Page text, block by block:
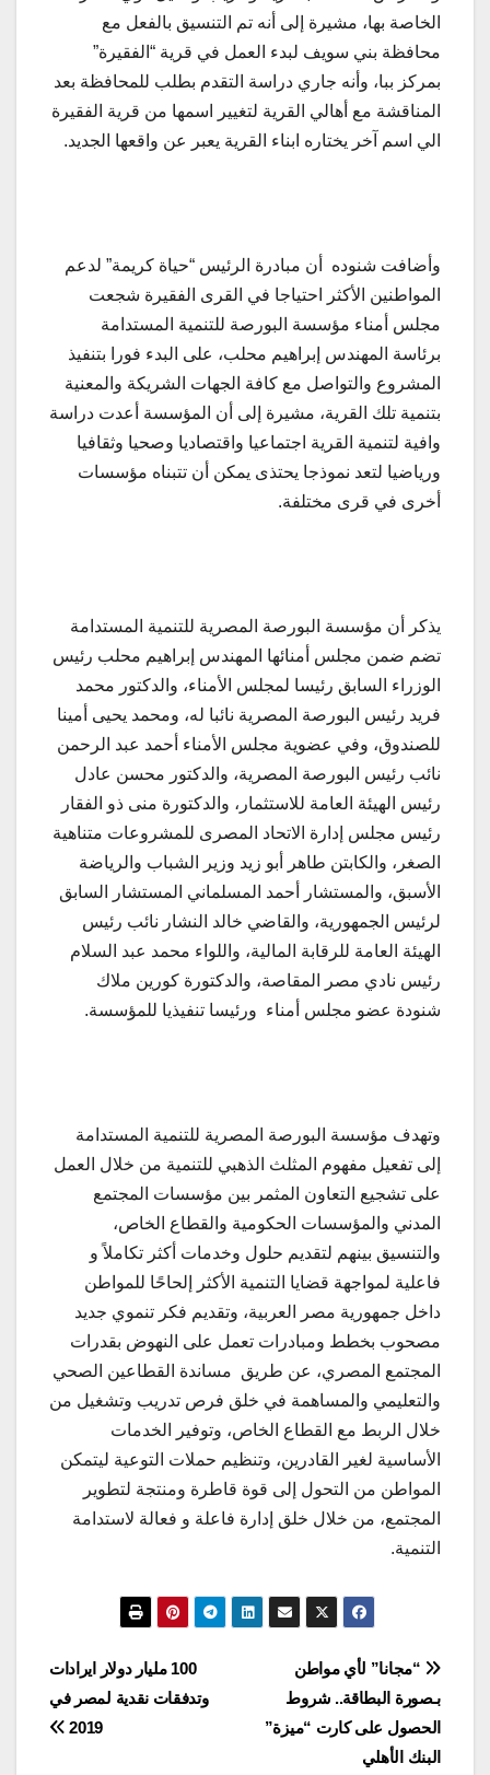
الخاصة بها، مشيرة إلى أنه تم التنسيق بالفعل مع
محافظة بني سويف لبدء العمل في قرية “الفقيرة”
بمركز ببا، وأنه جاري دراسة التقدم بطلب للمحافظة بعد
المناقشة مع أهالي القرية لتغيير اسمها من قرية الفقيرة
الي اسم آخر يختاره ابناء القرية يعبر عن واقعها الجديد.
وأضافت شنوده أن مبادرة الرئيس “حياة كريمة” لدعم
المواطنين الأكثر احتياجا في القرى الفقيرة شجعت
مجلس أمناء مؤسسة البورصة للتنمية المستدامة
برئاسة المهندس إبراهيم محلب، على البدء فورا بتنفيذ
المشروع والتواصل مع كافة الجهات الشريكة والمعنية
بتنمية تلك القرية، مشيرة إلى أن المؤسسة أعدت دراسة
وافية لتنمية القرية اجتماعيا واقتصاديا وصحيا وثقافيا
ورياضيا لتعد نموذجا يحتذى يمكن أن تتبناه مؤسسات
أخرى في قرى مختلفة.
يذكر أن مؤسسة البورصة المصرية للتنمية المستدامة
تضم ضمن مجلس أمنائها المهندس إبراهيم محلب رئيس
الوزراء السابق رئيسا لمجلس الأمناء، والدكتور محمد
فريد رئيس البورصة المصرية نائبا له، ومحمد يحيى أمينا
للصندوق، وفي عضوية مجلس الأمناء أحمد عبد الرحمن
نائب رئيس البورصة المصرية، والدكتور محسن عادل
رئيس الهيئة العامة للاستثمار، والدكتورة منى ذو الفقار
رئيس مجلس إدارة الاتحاد المصرى للمشروعات متناهية
الصغر، والكابتن طاهر أبو زيد وزير الشباب والرياضة
الأسبق، والمستشار أحمد المسلماني المستشار السابق
لرئيس الجمهورية، والقاضي خالد النشار نائب رئيس
الهيئة العامة للرقابة المالية، واللواء محمد عبد السلام
رئيس نادي مصر المقاصة، والدكتورة كورين ملاك
شنودة عضو مجلس أمناء ورئيسا تنفيذيا للمؤسسة.
وتهدف مؤسسة البورصة المصرية للتنمية المستدامة
إلى تفعيل مفهوم المثلث الذهبي للتنمية من خلال العمل
على تشجيع التعاون المثمر بين مؤسسات المجتمع
المدني والمؤسسات الحكومية والقطاع الخاص،
والتنسيق بينهم لتقديم حلول وخدمات أكثر تكاملاً و
فاعلية لمواجهة قضايا التنمية الأكثر إلحاحًا للمواطن
داخل جمهورية مصر العربية، وتقديم فكر تنموي جديد
مصحوب بخطط ومبادرات تعمل على النهوض بقدرات
المجتمع المصري، عن طريق مساندة القطاعين الصحي
والتعليمي والمساهمة في خلق فرص تدريب وتشغيل من
خلال الربط مع القطاع الخاص، وتوفير الخدمات
الأساسية لغير القادرين، وتنظيم حملات التوعية ليتمكن
المواطن من التحول إلى قوة قاطرة ومنتجة لتطوير
المجتمع، من خلال خلق إدارة فاعلة و فعالة لاستدامة
التنمية.
تصفّح
المقالات
100 مليار دولار ايرادات
وتدفقات نقدية لمصر في
2019
“مجانا” لأي مواطن
بـصورة البطاقة.. شروط
الحصول على كارت “ميزة”
البنك الأهلي